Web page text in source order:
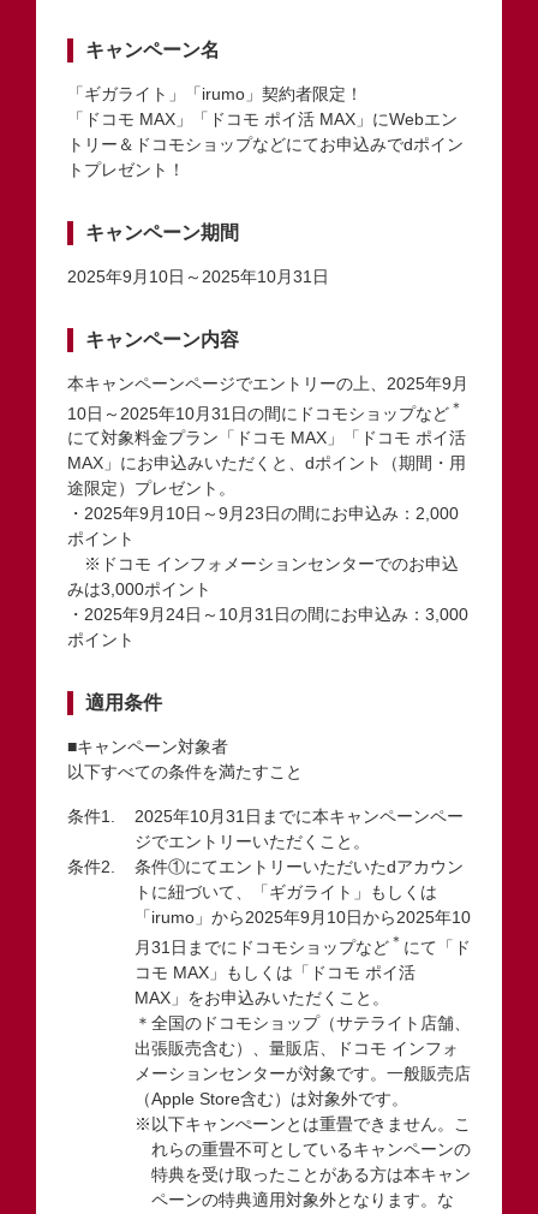
キャンペーン名
「ギガライト」「irumo」契約者限定！
「ドコモ MAX」「ドコモ ポイ活 MAX」にWebエン
トリー＆ドコモショップなどにてお申込みでdポイン
トプレゼント！
キャンペーン期間
2025年9月10日～2025年10月31日
キャンペーン内容
本キャンペーンページでエントリーの上、2025年9月
10日～2025年10月31日の間にドコモショップなど ＊
にて対象料金プラン「ドコモ MAX」「ドコモ ポイ活
MAX」にお申込みいただくと、dポイント（期間・用
途限定）プレゼント。
・2025年9月10日～9月23日の間にお申込み：2,000
ポイント
※ドコモ インフォメーションセンターでのお申込
みは3,000ポイント
・2025年9月24日～10月31日の間にお申込み：3,000
ポイント
適用条件
■キャンペーン対象者
以下すべての条件を満たすこと
2025年10月31日までに本キャンペーンペー
ジでエントリーいただくこと。
条件①にてエントリーいただいたdアカウン
トに紐づいて、「ギガライト」もしくは
「irumo」から2025年9月10日から2025年10
月31日までにドコモショップなど ＊ にて「ド
コモ MAX」もしくは「ドコモ ポイ活
MAX」をお申込みいただくこと。
＊全国のドコモショップ（サテライト店舗、
出張販売含む）、量販店、ドコモ インフォ
メーションセンターが対象です。一般販売店
（Apple Store含む）は対象外です。
※以下キャンぺーンとは重畳できません。こ
れらの重畳不可としているキャンペーンの
特典を受け取ったことがある方は本キャン
ペーンの特典適用対象外となります。な